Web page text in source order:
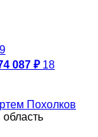
087 ₽ 18
Похолков